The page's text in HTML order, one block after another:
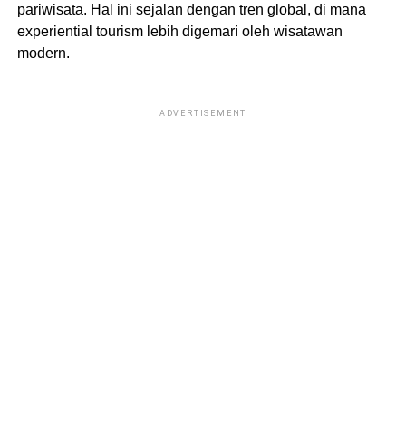
pariwisata. Hal ini sejalan dengan tren global, di mana
experiential tourism lebih digemari oleh wisatawan
modern.
ADVERTISEMENT